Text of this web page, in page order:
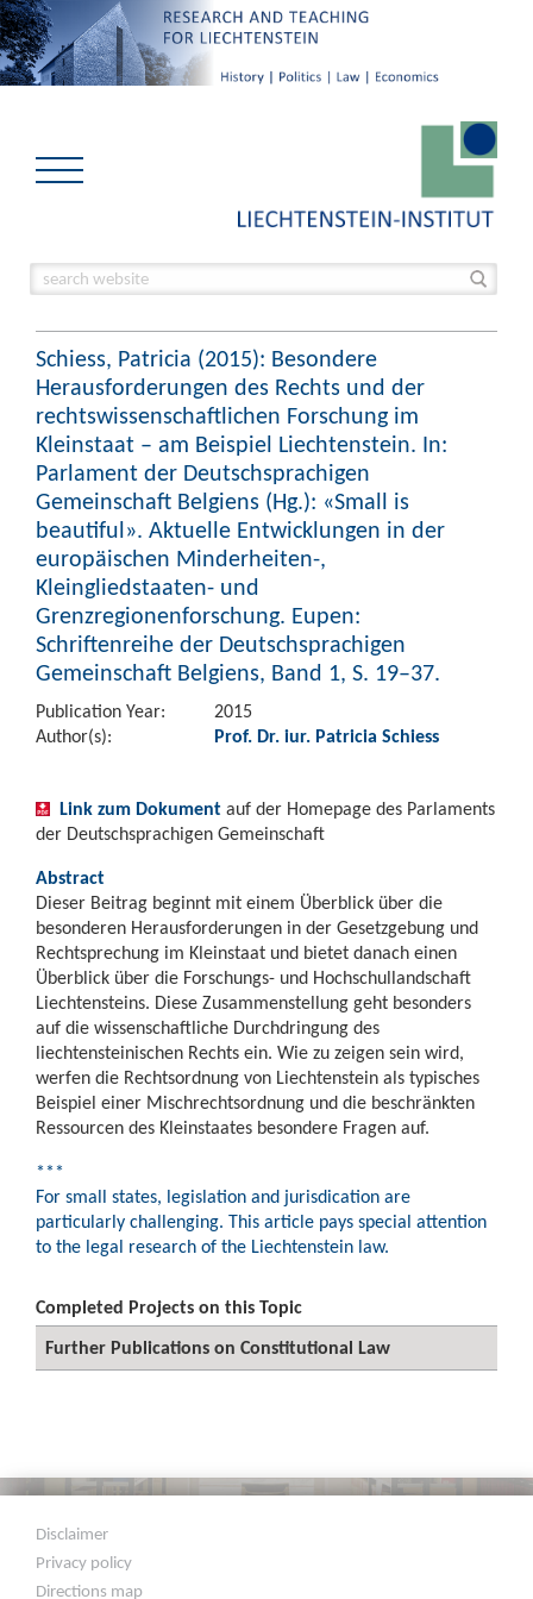
Schiess, Patricia (2015): Besondere
Herausforderungen des Rechts und der
rechtswissenschaftlichen Forschung im
Kleinstaat – am Beispiel Liechtenstein. In:
Parlament der Deutschsprachigen
Gemeinschaft Belgiens (Hg.): «Small is
beautiful». Aktuelle Entwicklungen in der
europäischen Minderheiten-,
Kleingliedstaaten- und
Grenzregionenforschung. Eupen:
Schriftenreihe der Deutschsprachigen
Gemeinschaft Belgiens, Band 1, S. 19–37.
Publication Year:
2015
Author(s):
Prof. Dr. iur. Patricia Schiess
Link zum Dokument auf der Homepage des Parlaments
der Deutschsprachigen Gemeinschaft
Abstract
Dieser Beitrag beginnt mit einem Überblick über die
besonderen Herausforderungen in der Gesetzgebung und
Rechtsprechung im Kleinstaat und bietet danach einen
Überblick über die Forschungs- und Hochschullandschaft
Liechtensteins. Diese Zusammenstellung geht besonders
auf die wissenschaftliche Durchdringung des
liechtensteinischen Rechts ein. Wie zu zeigen sein wird,
werfen die Rechtsordnung von Liechtenstein als typisches
Beispiel einer Mischrechtsordnung und die beschränkten
Ressourcen des Kleinstaates besondere Fragen auf.
***
For small states, legislation and jurisdication are
particularly challenging. This article pays special attention
to the legal research of the Liechtenstein law.
Completed Projects on this Topic
Further Publications on Constitutional Law
Disclaimer
Privacy policy
Directions map